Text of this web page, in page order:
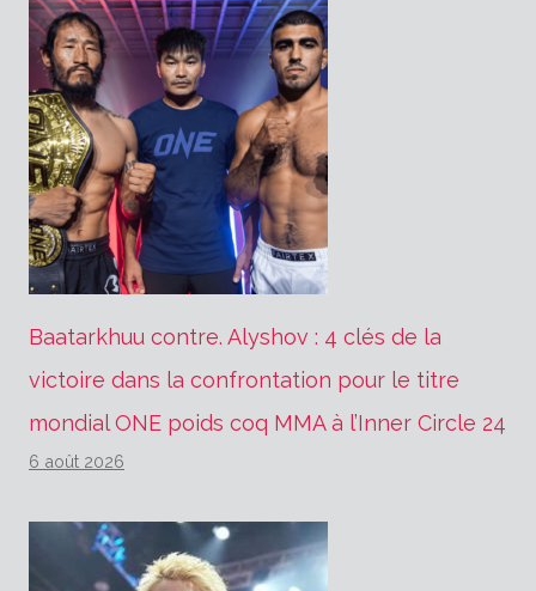
Baatarkhuu contre. Alyshov : 4 clés de la
victoire dans la confrontation pour le titre
mondial ONE poids coq MMA à l’Inner Circle 24
6 août 2026